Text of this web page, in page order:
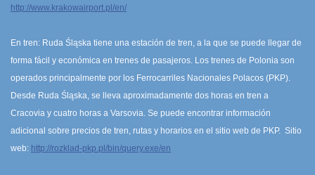
http://www.krakowairport.pl/en/
En tren: Ruda Śląska tiene una estación de tren, a la que se puede llegar de
forma fácil y económica en trenes de pasajeros. Los trenes de Polonia son
operados principalmente por los Ferrocarriles Nacionales Polacos (PKP).
Desde Ruda Śląska, se lleva aproximadamente dos horas en tren a
Cracovia y cuatro horas a Varsovia. Se puede encontrar información
adicional sobre precios de tren, rutas y horarios en el sitio web de PKP. Sitio
web: http://rozklad-pkp.pl/bin/query.exe/en